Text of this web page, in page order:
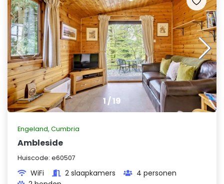
1 /19
Engeland, Cumbria
Ambleside
Huiscode: e60507
WiFi 2 slaapkamers
4 personen